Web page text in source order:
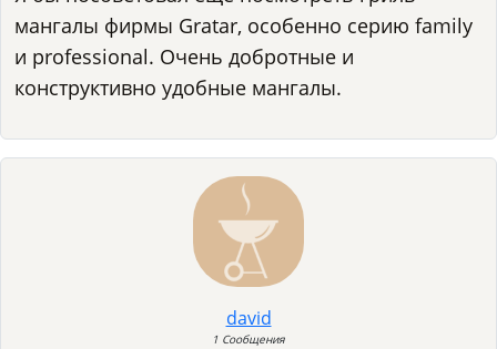
мангалы фирмы Gratar, особенно серию family
и professional. Очень добротные и
конструктивно удобные мангалы.
david
1 Сообщения